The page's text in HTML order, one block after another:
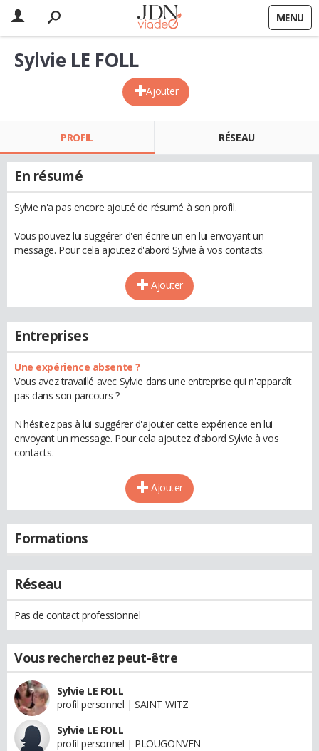
MENU
Ajouter
Sylvie LE FOLL
PROFIL RÉSEAU
En résumé
Sylvie n'a pas encore ajouté de résumé à son profil.
Vous pouvez lui suggérer d'en écrire un en lui envoyant un
message. Pour cela ajoutez d'abord Sylvie à vos contacts.
Ajouter
Entreprises
Une expérience absente ?
Vous avez travaillé avec Sylvie dans une entreprise qui n'apparaît
pas dans son parcours ?
N'hésitez pas à lui suggérer d'ajouter cette expérience en lui
envoyant un message. Pour cela ajoutez d'abord Sylvie à vos
contacts.
Ajouter
Formations
Réseau
Pas de contact professionnel
Vous recherchez peut-être
Sylvie LE FOLL
profil personnel | SAINT WITZ
Sylvie LE FOLL
profil personnel | PLOUGONVEN